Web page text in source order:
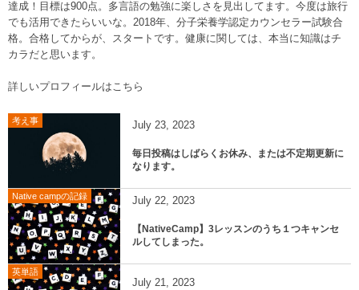
達成！目標は900点。多言語の勉強に楽しさを見出してます。今度は旅行
でも活用できたらいいな。2018年、分子栄養学認定カウンセラー試験合
格。合格してからが、スタートです。健康に関しては、本当に知識はチ
カラだと思います。
詳しいプロフィールはこちら
考え事 July 23, 2023
毎日投稿はしばらくお休み、または不定期更新に
なります。
Native campの記録 July 22, 2023
【NativeCamp】3レッスンのうち１つキャンセ
ルしてしまった。
英単語
July 21, 2023